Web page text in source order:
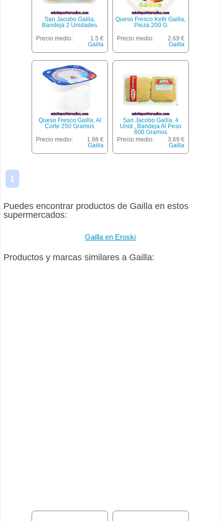
San Jacobo Gailla,
Bandeja 2 Unidades
Precio medio:
1.5 €
Gailla
Queso Fresco Kefir Gailla,
Pieza 200 G
Precio medio:
2.69 €
Gailla
Queso Fresco Gailla, Al
Corte 250 Gramos
Precio medio:
1.98 €
Gailla
San Jacobo Gailla, 4
Unid., Bandeja Al Peso
600 Gramos
Precio medio:
3.69 €
Gailla
1
Puedes encontrar productos de Gailla en estos
supermercados:
Gailla en Eroski
Productos y marcas similares a Gailla: